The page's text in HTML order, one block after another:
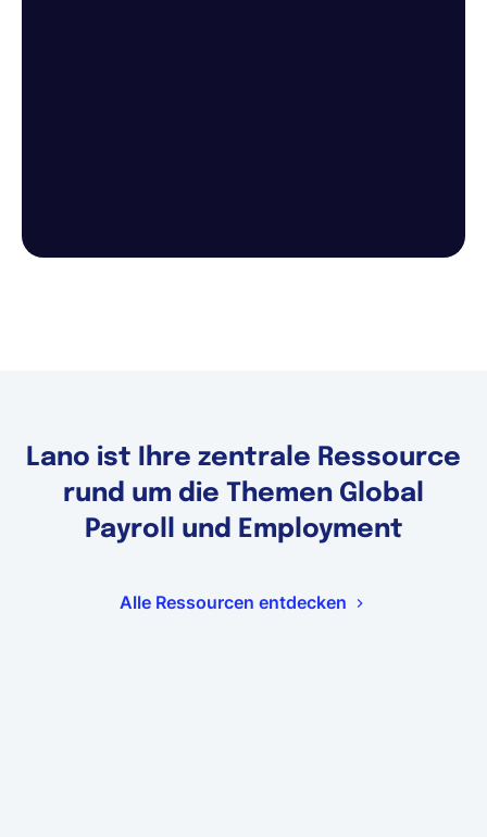
Lano ist Ihre zentrale Ressource
rund um die Themen Global
Payroll und Employment
Alle Ressourcen entdecken